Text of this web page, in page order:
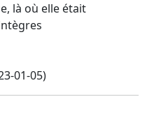
là où elle était
01-05)